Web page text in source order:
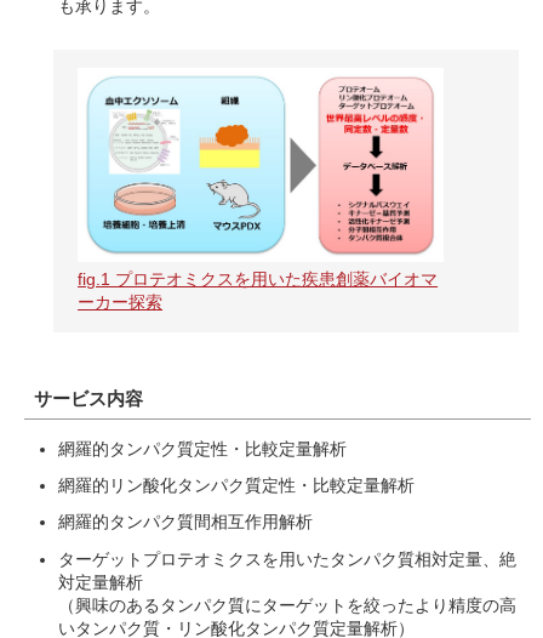
も承ります。
fig.1 プロテオミクスを用いた疾患創薬バイオマ
ーカー探索
サービス内容
網羅的タンパク質定性・比較定量解析
網羅的リン酸化タンパク質定性・比較定量解析
網羅的タンパク質間相互作用解析
ターゲットプロテオミクスを用いたタンパク質相対定量、絶
対定量解析
（興味のあるタンパク質にターゲットを絞ったより精度の高
いタンパク質・リン酸化タンパク質定量解析）